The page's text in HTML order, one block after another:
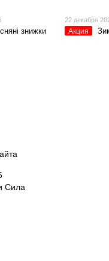
знижки
22 декабря
Акция
Сила